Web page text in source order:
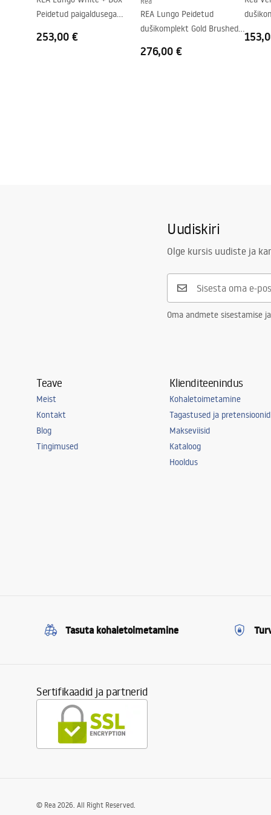
Peidetud paigaldusega
White + BOX
253,00 €
REA Lungo Peidetud
dušikomplekt Gold Brushed
276,00 €
Uudiskiri
Olge kursis uudiste ja
Oma andmete sisestamise
Teave
Meist
Kontakt
Blog
Tingimused
Klienditeenindus
Kohaletoimetamine
Tagastused ja pretensioonid
Makseviisid
Kataloog
Hooldus
Tasuta kohaletoimetamine
Sertifikaadid ja partnerid
© Rea 2026. All Right Reserved.